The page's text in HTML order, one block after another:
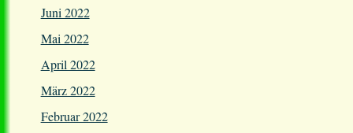
Juni 2022
Mai 2022
April 2022
März 2022
Februar 2022